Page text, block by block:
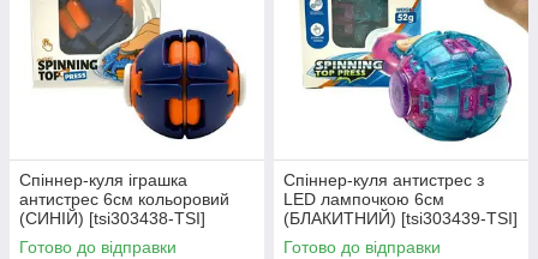
Спіннер-куля іграшка
антистрес 6см кольоровий
(СИНІЙ) [tsi303438-TSI]
Готово до відправки
Спіннер-куля антистрес з
LED лампочкою 6см
(БЛАКИТНИЙ) [tsi303439-TSI]
Готово до відправки